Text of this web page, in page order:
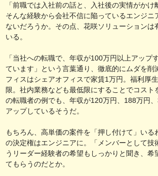
「前職では入社前の話と、入社後の実情がかけ
そんな経験から会社不信に陥っているエンジニ
ないだろうか。その点、花咲ソリューションは
いる。
「当社への転職で、年収が100万円以上アップ
ています」という言葉通り、徹底的にムダを削
フィスはシェアオフィスで家賃1万円。福利厚
限。社内業務なども最低限にすることでコスト
の転職者の例でも、年収が120万円、188万円
アップしているそうだ。
もちろん、高単価の案件を「押し付けて」いる
の決定権はエンジニアに。「メンバーとして技
うリーダー経験者の希望もしっかりと聞き、希
てもらうのだとか。